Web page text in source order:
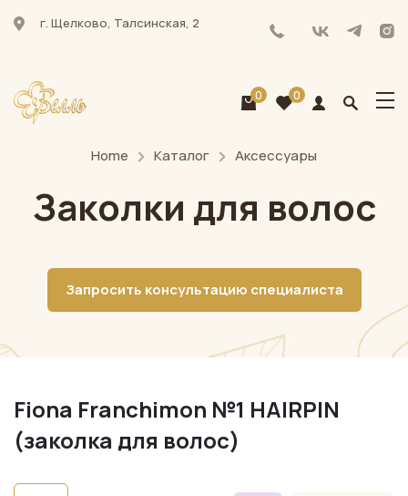
г. Щелково, Талсинская, 2
0 0
Home Каталог Аксессуары
Заколки для волос
Запросить консультацию специалиста
Fiona Franchimon №1 HAIRPIN
(заколка для волос)